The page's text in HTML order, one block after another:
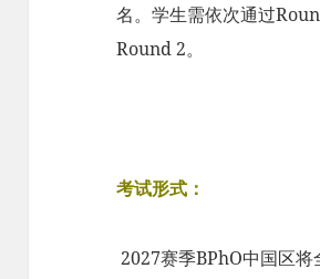
名。学生需依次通过
Round 2。
考试形式：
2027赛季BPhO中国区将